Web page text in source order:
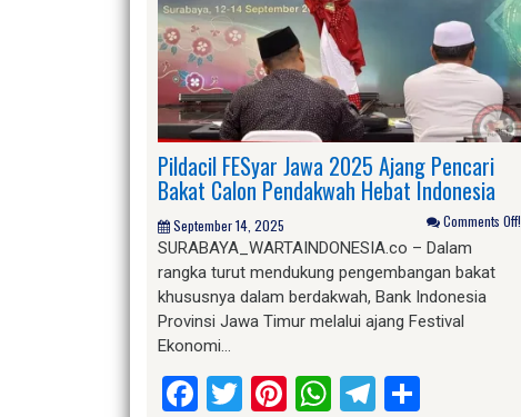
Pildacil FESyar Jawa 2025 Ajang Pencari
Bakat Calon Pendakwah Hebat Indonesia
September 14, 2025 Comments Off!
SURABAYA_WARTAINDONESIA.co – Dalam
rangka turut mendukung pengembangan bakat
khususnya dalam berdakwah, Bank Indonesia
Provinsi Jawa Timur melalui ajang Festival
Ekonomi…
Facebook
Twitter
Pinterest
WhatsApp
Telegram